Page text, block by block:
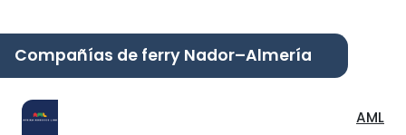
Compañías de ferry Nador–Almería
AML